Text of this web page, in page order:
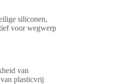
siliconen,
voor wegwerp
van
plasticvrij